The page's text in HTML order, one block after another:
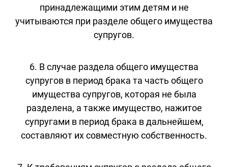
принадлежащими этим детям и не
учитываются при разделе общего имущества
супругов.
6. В случае раздела общего имущества
супругов в период брака та часть общего
имущества супругов, которая не была
разделена, а также имущество, нажитое
супругами в период брака в дальнейшем,
составляют их совместную собственность.